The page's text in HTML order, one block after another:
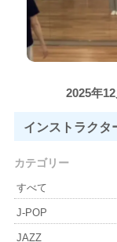
2025年
インストラクタ
カテゴリー
すべて
J-POP
JAZZ